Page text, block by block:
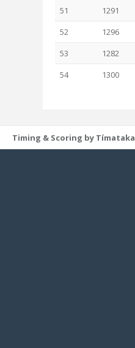
51
1291
52
1296
53
1282
54
1300
Timing & Scoring by Tímataka